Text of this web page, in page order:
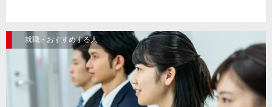
就職・おすすめする人